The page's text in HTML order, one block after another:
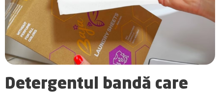
Detergentul bandă care